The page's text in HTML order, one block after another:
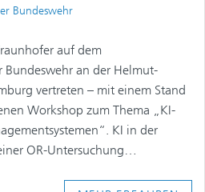
Bundeswehr
auf dem
Bundeswehr an der Helmut-
vertreten – mit einem Stand
Workshop zum Thema „KI-
KI in der
OR-Untersuchung…